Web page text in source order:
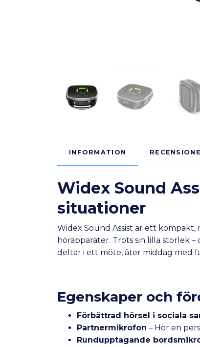
INFORMATION
Widex Sound
situationer
Widex Sound Assist är ett
hörapparater. Trots sin lilla storlek
deltar i ett möte, äter middag med
Egenskaper och
Förbättrad hörsel i sociala
Partnermikrofon – Hör en
Rundupptagande